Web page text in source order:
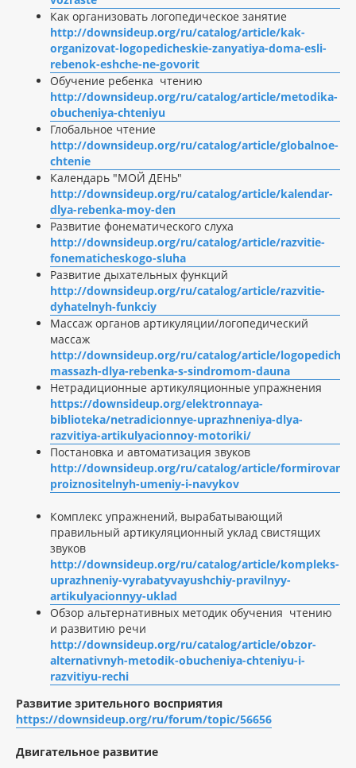
Как организовать логопедическое занятие
http://downsideup.org/ru/catalog/article/kak-
organizovat-logopedicheskie-zanyatiya-doma-esli-
rebenok-eshche-ne-govorit
Обучение ребенка чтению
http://downsideup.org/ru/catalog/article/metodika-
obucheniya-chteniyu
Глобальное чтение
http://downsideup.org/ru/catalog/article/globalnoe-
chtenie
Календарь "МОЙ ДЕНЬ"
http://downsideup.org/ru/catalog/article/kalendar-
dlya-rebenka-moy-den
Развитие фонематического слуха
http://downsideup.org/ru/catalog/article/razvitie-
fonematicheskogo-sluha
Развитие дыхательных функций
http://downsideup.org/ru/catalog/article/razvitie-
dyhatelnyh-funkciy
Массаж органов артикуляции/логопедический
массаж
http://downsideup.org/ru/catalog/article/
massazh-dlya-rebenka-s-sindromom-dauna
Нетрадиционные артикуляционные упражнения
https://downsideup.org/elektronnaya-
biblioteka/netradicionnye-uprazhneniya-dlya-
razvitiya-artikulyacionnoy-motoriki/
Постановка и автоматизация звуков
http://downsideup.org/ru/catalog/article/formirovanie-
proiznositelnyh-umeniy-i-navykov
Комплекс упражнений, вырабатывающий
правильный артикуляционный уклад свистящих
звуков
http://downsideup.org/ru/catalog/article/kompleks-
uprazhneniy-vyrabatyvayushchiy-pravilnyy-
artikulyacionnyy-uklad
Обзор альтернативных методик обучения чтению
и развитию речи
http://downsideup.org/ru/catalog/article/obzor-
alternativnyh-metodik-obucheniya-chteniyu-i-
razvitiyu-rechi
Развитие зрительного восприятия
https://downsideup.org/ru/forum/topic/56656
Двигательное развитие